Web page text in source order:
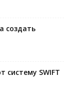
создать
SWIFT